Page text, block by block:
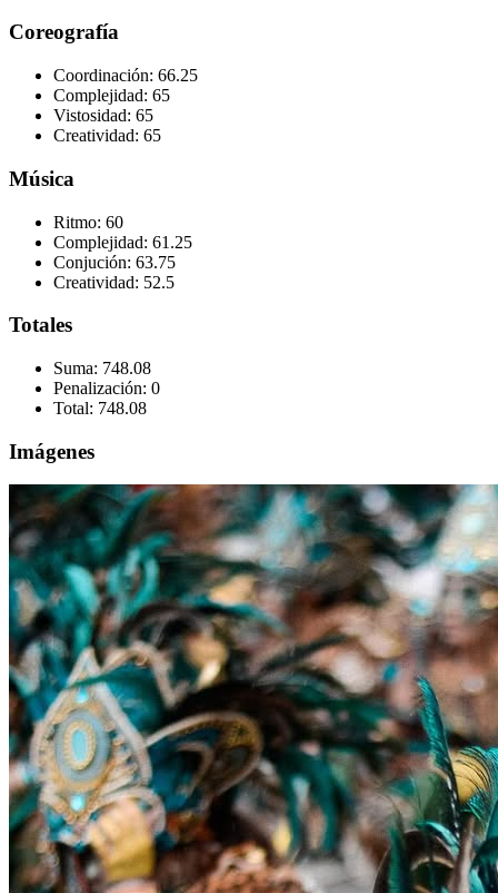
Coreografía
Coordinación: 66.25
Complejidad: 65
Vistosidad: 65
Creatividad: 65
Música
Ritmo: 60
Complejidad: 61.25
Conjución: 63.75
Creatividad: 52.5
Totales
Suma: 748.08
Penalización: 0
Total: 748.08
Imágenes